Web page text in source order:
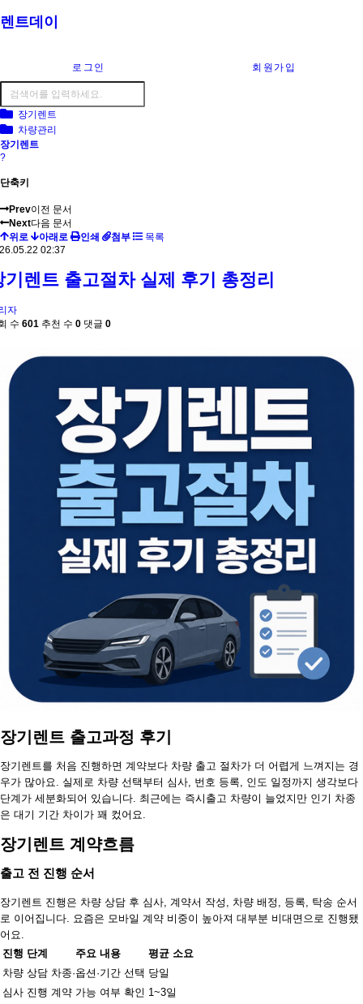
렌트데이
로그인 회원가입
장기렌트
차량관리
장기렌트
?
단축키
Prev이전 문서
Next다음 문서
위로
아래로 인쇄 첨부
목록
02:37
기렌트 출고절차 실제 후기 총정리
자
수 601 추천 수 0 댓글 0
장기렌트 출고과정 후기
장기렌트를 처음 진행하면 계약보다 차량 출고 절차가 더 어렵게 느껴지는 경
우가 많아요. 실제로 차량 선택부터 심사, 번호 등록, 인도 일정까지 생각보다
단계가 세분화되어 있습니다. 최근에는 즉시출고 차량이 늘었지만 인기 차종
은 대기 기간 차이가 꽤 컸어요.
장기렌트 계약흐름
출고 전 진행 순서
장기렌트 진행은 차량 상담 후 심사, 계약서 작성, 차량 배정, 등록, 탁송 순서
로 이어집니다. 요즘은 모바일 계약 비중이 높아져 대부분 비대면으로 진행됐
어요.
진행 단계
주요 내용
평균 소요
차량 상담 차종·옵션·기간 선택 당일
심사 진행 계약 가능 여부 확인 1~3일